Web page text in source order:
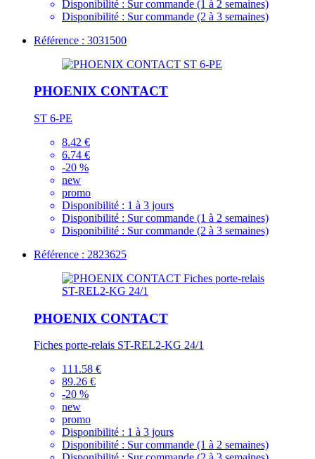
Disponibilité : Sur commande (1 à 2 semaines)
Disponibilité : Sur commande (2 à 3 semaines)
Référence : 3031500
PHOENIX CONTACT
ST 6-PE
8.42 €
6.74 €
-20 %
new
promo
Disponibilité : 1 à 3 jours
Disponibilité : Sur commande (1 à 2 semaines)
Disponibilité : Sur commande (2 à 3 semaines)
Référence : 2823625
PHOENIX CONTACT
Fiches porte-relais ST-REL2-KG 24/1
111.58 €
89.26 €
-20 %
new
promo
Disponibilité : 1 à 3 jours
Disponibilité : Sur commande (1 à 2 semaines)